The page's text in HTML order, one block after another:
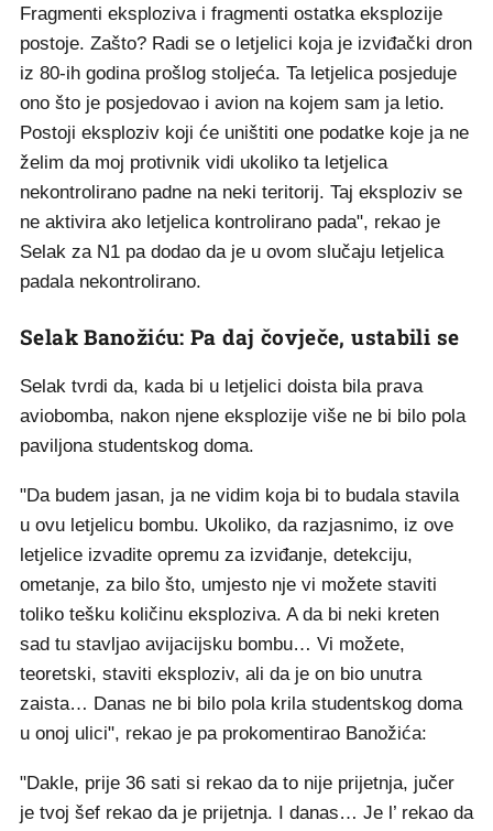
Fragmenti eksploziva i fragmenti ostatka eksplozije
postoje. Zašto? Radi se o letjelici koja je izviđački dron
iz 80-ih godina prošlog stoljeća. Ta letjelica posjeduje
ono što je posjedovao i avion na kojem sam ja letio.
Postoji eksploziv koji će uništiti one podatke koje ja ne
želim da moj protivnik vidi ukoliko ta letjelica
nekontrolirano padne na neki teritorij. Taj eksploziv se
ne aktivira ako letjelica kontrolirano pada", rekao je
Selak za N1 pa dodao da je u ovom slučaju letjelica
padala nekontrolirano.
Selak Banožiću: Pa daj čovječe, ustabili se
Selak tvrdi da, kada bi u letjelici doista bila prava
aviobomba, nakon njene eksplozije više ne bi bilo pola
paviljona studentskog doma.
"Da budem jasan, ja ne vidim koja bi to budala stavila
u ovu letjelicu bombu. Ukoliko, da razjasnimo, iz ove
letjelice izvadite opremu za izviđanje, detekciju,
ometanje, za bilo što, umjesto nje vi možete staviti
toliko tešku količinu eksploziva. A da bi neki kreten
sad tu stavljao avijacijsku bombu… Vi možete,
teoretski, staviti eksploziv, ali da je on bio unutra
zaista… Danas ne bi bilo pola krila studentskog doma
u onoj ulici", rekao je pa prokomentirao Banožića:
"Dakle, prije 36 sati si rekao da to nije prijetnja, jučer
je tvoj šef rekao da je prijetnja. I danas… Je l’ rekao da